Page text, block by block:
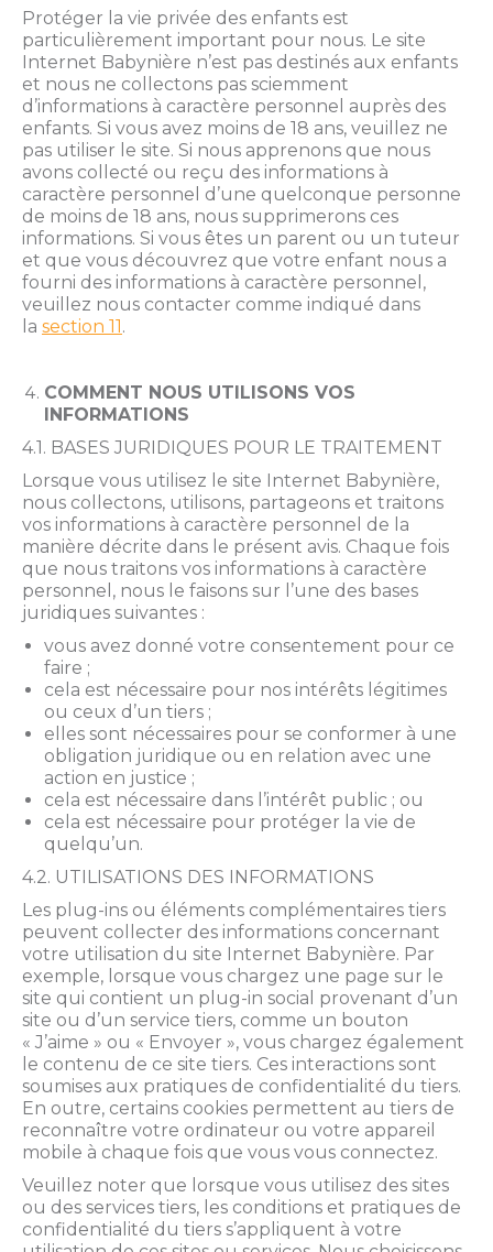
Protéger la vie privée des enfants est
particulièrement important pour nous. Le site
Internet Babynière n’est pas destinés aux enfants
et nous ne collectons pas sciemment
d’informations à caractère personnel auprès des
enfants. Si vous avez moins de 18 ans, veuillez ne
pas utiliser le site. Si nous apprenons que nous
avons collecté ou reçu des informations à
caractère personnel d’une quelconque personne
de moins de 18 ans, nous supprimerons ces
informations. Si vous êtes un parent ou un tuteur
et que vous découvrez que votre enfant nous a
fourni des informations à caractère personnel,
veuillez nous contacter comme indiqué dans
la section 11.
COMMENT NOUS UTILISONS VOS
INFORMATIONS
4.1. BASES JURIDIQUES POUR LE TRAITEMENT
Lorsque vous utilisez le site Internet Babynière,
nous collectons, utilisons, partageons et traitons
vos informations à caractère personnel de la
manière décrite dans le présent avis. Chaque fois
que nous traitons vos informations à caractère
personnel, nous le faisons sur l’une des bases
juridiques suivantes :
vous avez donné votre consentement pour ce
faire ;
cela est nécessaire pour nos intérêts légitimes
ou ceux d’un tiers ;
elles sont nécessaires pour se conformer à une
obligation juridique ou en relation avec une
action en justice ;
cela est nécessaire dans l’intérêt public ; ou
cela est nécessaire pour protéger la vie de
quelqu’un.
4.2. UTILISATIONS DES INFORMATIONS
Les plug-ins ou éléments complémentaires tiers
peuvent collecter des informations concernant
votre utilisation du site Internet Babynière. Par
exemple, lorsque vous chargez une page sur le
site qui contient un plug-in social provenant d’un
site ou d’un service tiers, comme un bouton
« J’aime » ou « Envoyer », vous chargez également
le contenu de ce site tiers. Ces interactions sont
soumises aux pratiques de confidentialité du tiers.
En outre, certains cookies permettent au tiers de
reconnaître votre ordinateur ou votre appareil
mobile à chaque fois que vous vous connectez.
Veuillez noter que lorsque vous utilisez des sites
ou des services tiers, les conditions et pratiques de
confidentialité du tiers s’appliquent à votre